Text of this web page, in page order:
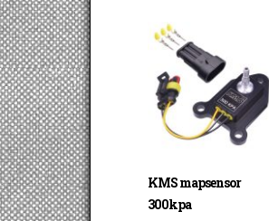
KMS mapsensor
300kpa